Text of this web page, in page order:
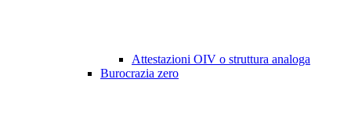
Attestazioni OIV o struttura analoga
Burocrazia zero